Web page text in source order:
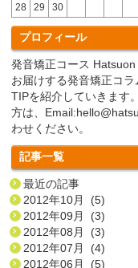
28
29 30
プロフィール
発音矯正コース
お届けする発音矯正コ
TIPを紹介していきます
方は、
わせください。
記事一覧
最近の記事
2012年10月 (5)
2012年09月 (3)
2012年08月 (3)
2012年07月 (4)
2012年06月 (5)